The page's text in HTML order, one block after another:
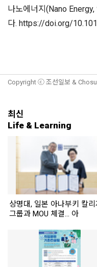
나노에너지(Nano
다. https://doi.org/
Copyright ⓒ 조선일보 &
최신
Life & Learning
상명대, 일본 아나부키 칼리
그룹과 MOU 체결... 아